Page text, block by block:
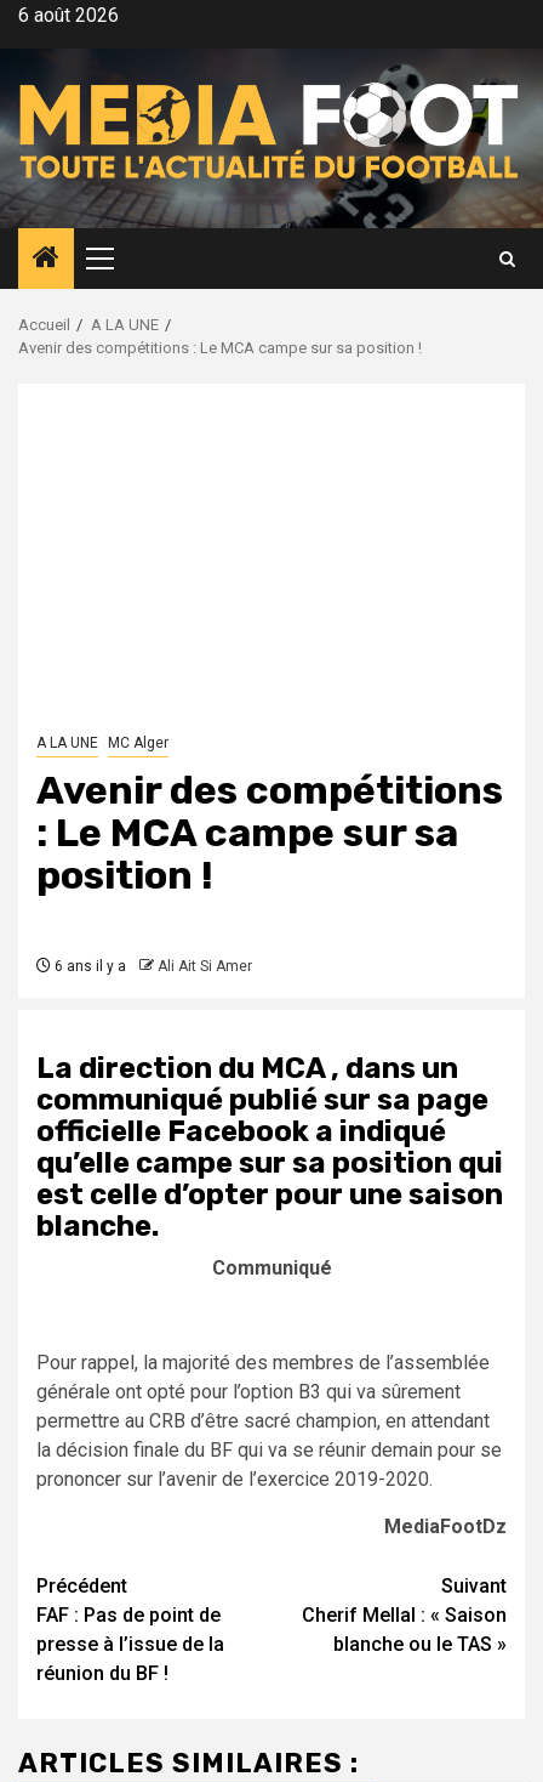
Aller6 août 2026
Menu
principal
Accueil
A LA UNE
Avenir des compétitions : Le MCA campe sur sa position !
A LA UNE MC Alger
Avenir des compétitions
: Le MCA campe sur sa
position !
6 ans il y a Ali Ait Si Amer
La direction du MCA , dans un
communiqué publié sur sa page
officielle Facebook a indiqué
qu’elle campe sur sa position qui
est celle d’opter pour une saison
blanche.
Communiqué
Pour rappel, la majorité des membres de l’assemblée
générale ont opté pour l’option B3 qui va sûrement
permettre au CRB d’être sacré champion, en attendant
la décision finale du BF qui va se réunir demain pour se
prononcer sur l’avenir de l’exercice 2019-2020.
MediaFootDz
Navigation
d’article
Précédent
FAF : Pas de point de
presse à l’issue de la
réunion du BF !
Suivant
Cherif Mellal : « Saison
blanche ou le TAS »
ARTICLES SIMILAIRES :